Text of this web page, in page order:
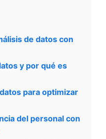
de datos con
y por qué es
para optimizar
del personal con